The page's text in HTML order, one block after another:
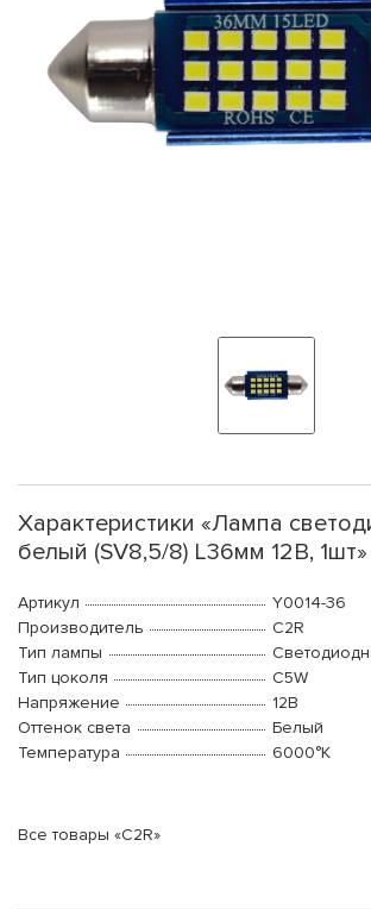
Характеристики «Лампа
белый (SV8,5/8) L36мм 12В, 1шт»
Артикул
Y0014-36
Производитель
C2R
Тип лампы
Тип цоколя
C5W
Напряжение
12В
Оттенок света
Белый
Температура
6000°K
Все товары «C2R»